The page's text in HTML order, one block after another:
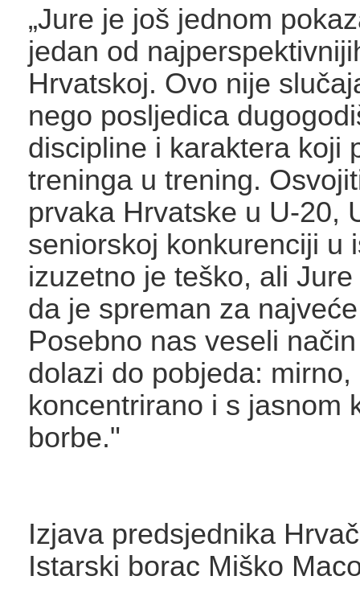
„Jure je još jednom
jedan od
Hrvatskoj. Ovo nije
nego posljedica
discipline i karaktera koji
treninga u trening.
prvaka Hrvatske u U-20,
seniorskoj konkurenciji u
izuzetno je teško, ali
da je spreman za
Posebno nas veseli
dolazi do pobjeda: mirno,
koncentrirano i s jasnom
borbe."
Izjava predsjednika
Istarski borac Miško